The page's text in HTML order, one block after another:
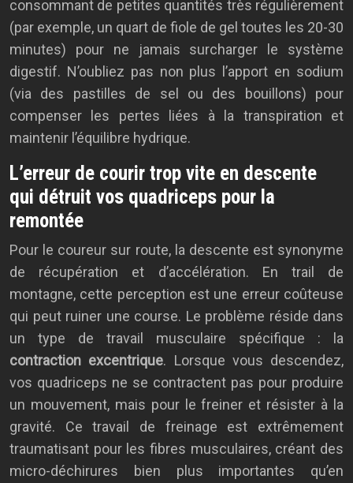
consommant de petites quantités très régulièrement
(par exemple, un quart de fiole de gel toutes les 20-30
minutes) pour ne jamais surcharger le système
digestif. N’oubliez pas non plus l’apport en sodium
(via des pastilles de sel ou des bouillons) pour
compenser les pertes liées à la transpiration et
maintenir l’équilibre hydrique.
L’erreur de courir trop vite en descente
qui détruit vos quadriceps pour la
remontée
Pour le coureur sur route, la descente est synonyme
de récupération et d’accélération. En trail de
montagne, cette perception est une erreur coûteuse
qui peut ruiner une course. Le problème réside dans
un type de travail musculaire spécifique : la
contraction excentrique. Lorsque vous descendez,
vos quadriceps ne se contractent pas pour produire
un mouvement, mais pour le freiner et résister à la
gravité. Ce travail de freinage est extrêmement
traumatisant pour les fibres musculaires, créant des
micro-déchirures bien plus importantes qu’en